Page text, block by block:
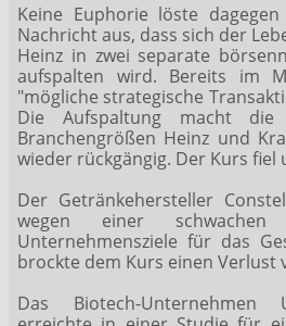
Keine Euphorie löste
Nachricht aus, dass sich der
Heinz in zwei separate
aufspalten wird. Bereits im
"mögliche strategische
Die Aufspaltung macht
Branchengrößen Heinz und
wieder rückgängig. Der Kurs fiel
Der Getränkehersteller
wegen einer schwachen
Unternehmensziele für das
brockte dem Kurs einen Verlust
Das Biotech-Unternehmen